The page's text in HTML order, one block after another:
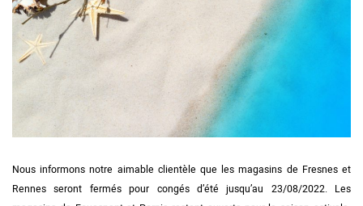
Nous informons notre aimable clientèle que les magasins de Fresnes et
Rennes seront fermés pour congés d’été jusqu’au 23/08/2022. Les